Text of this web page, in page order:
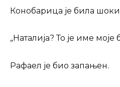
Конобарица је била
„Наталија? То је име моје
Рафаел је био запањен.